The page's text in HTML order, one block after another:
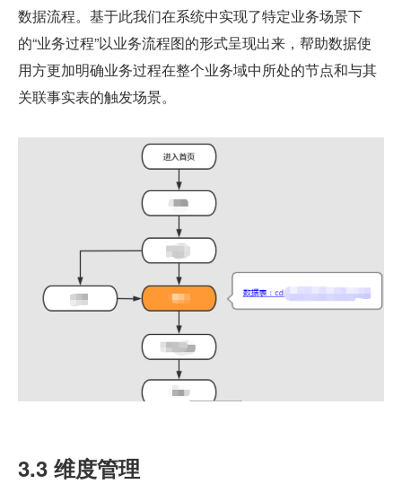
数据流程。基于此我们在系统中实现了特定业务场景下
的“业务过程”以业务流程图的形式呈现出来，帮助数据使
用方更加明确业务过程在整个业务域中所处的节点和与其
关联事实表的触发场景。
3.3 维度管理